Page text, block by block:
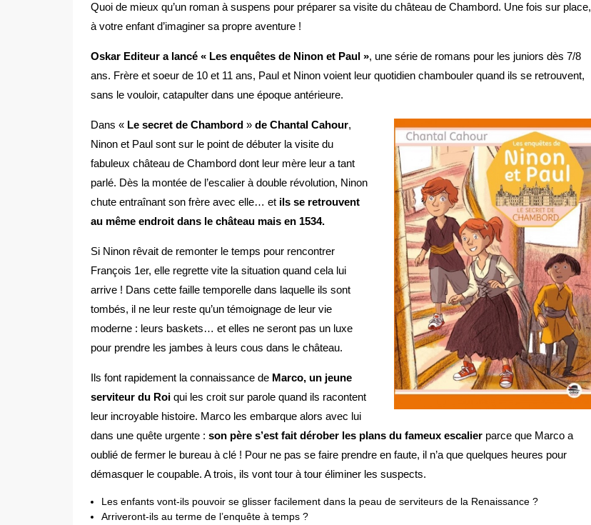
Quoi de mieux qu’un roman à suspens pour préparer sa visite du château de Chambord. Une fois sur place,
à votre enfant d’imaginer sa propre aventure !
Oskar Editeur a lancé « Les enquêtes de Ninon et Paul », une série de romans pour les juniors dès 7/8
ans. Frère et soeur de 10 et 11 ans, Paul et Ninon voient leur quotidien chambouler quand ils se retrouvent,
sans le vouloir, catapulter dans une époque antérieure.
Dans « Le secret de Chambord » de Chantal Cahour,
Ninon et Paul sont sur le point de débuter la visite du
fabuleux château de Chambord dont leur mère leur a tant
parlé. Dès la montée de l’escalier à double révolution, Ninon
chute entraînant son frère avec elle… et ils se retrouvent
au même endroit dans le château mais en 1534.
Si Ninon rêvait de remonter le temps pour rencontrer
François 1er, elle regrette vite la situation quand cela lui
arrive ! Dans cette faille temporelle dans laquelle ils sont
tombés, il ne leur reste qu’un témoignage de leur vie
moderne : leurs baskets… et elles ne seront pas un luxe
pour prendre les jambes à leurs cous dans le château.
Ils font rapidement la connaissance de Marco, un jeune
serviteur du Roi qui les croit sur parole quand ils racontent
leur incroyable histoire. Marco les embarque alors avec lui
dans une quête urgente : son père s’est fait dérober les plans du fameux escalier parce que Marco a
oublié de fermer le bureau à clé ! Pour ne pas se faire prendre en faute, il n’a que quelques heures pour
démasquer le coupable. A trois, ils vont tour à tour éliminer les suspects.
Les enfants vont-ils pouvoir se glisser facilement dans la peau de serviteurs de la Renaissance ?
Arriveront-ils au terme de l’enquête à temps ?